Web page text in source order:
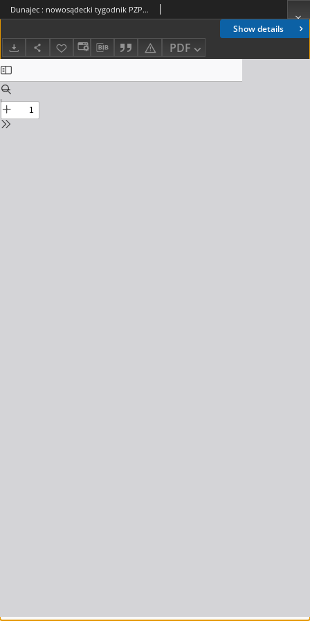
Show details
PDF
Dunajec : nowosądecki tygodnik PZPR. 1988, nr 46(419)